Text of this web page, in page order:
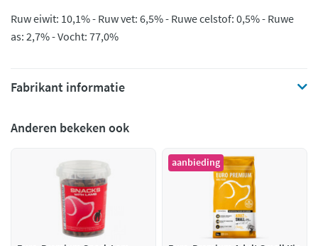
Ruw eiwit: 10,1% - Ruw vet: 6,5% - Ruwe celstof: 0,5% - Ruwe
as: 2,7% - Vocht: 77,0%
Fabrikant informatie
Anderen bekeken ook
aanbieding